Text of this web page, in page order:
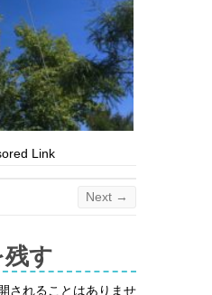
Link
Next →
す
されることはありませ